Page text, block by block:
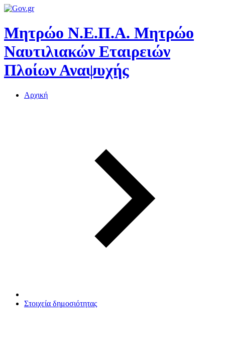
Μητρώο Ν.Ε.Π.Α. Μητρώο
Ναυτιλιακών Εταιρειών
Πλοίων Αναψυχής
Αρχική
Στοιχεία δημοσιότητας